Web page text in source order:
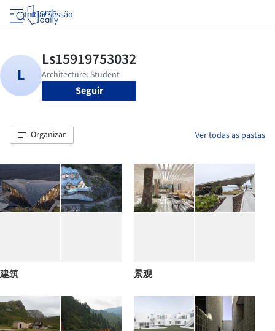
Iniciar sessão
Seguir
Organizar Ver todas as pastas
建筑 景观